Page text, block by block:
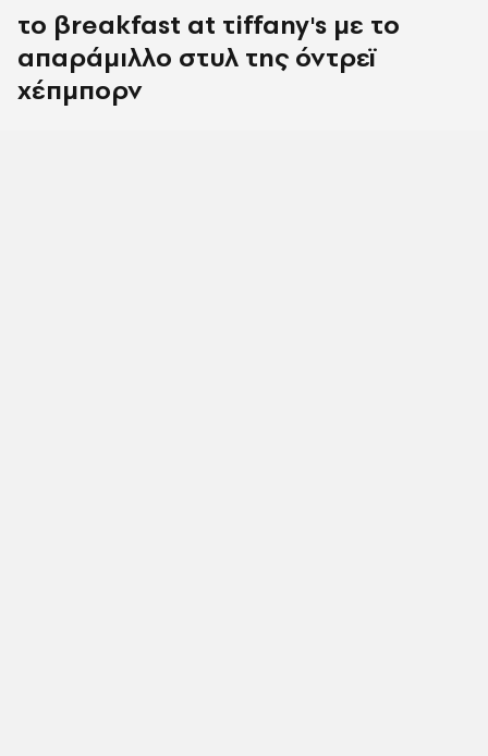
το βreakfast at τiffany's με το
απαράμιλλο στυλ της όντρεϊ
χέπμπορν